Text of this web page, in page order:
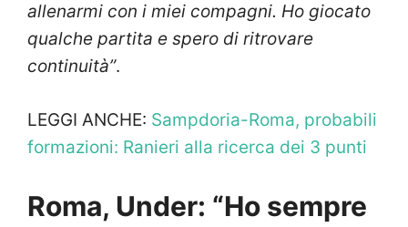
allenarmi con i miei compagni. Ho giocato
qualche partita e spero di ritrovare
continuità”.
LEGGI ANCHE: Sampdoria-Roma, probabili
formazioni: Ranieri alla ricerca dei 3 punti
Roma, Under: “Ho sempre